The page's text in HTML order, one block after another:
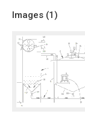
Images (1)